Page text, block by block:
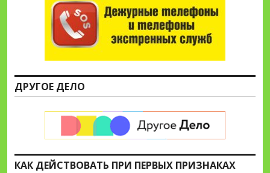
ДРУГОЕ ДЕЛО
КАК ДЕЙСТВОВАТЬ ПРИ ПЕРВЫХ ПРИЗНАКАХ